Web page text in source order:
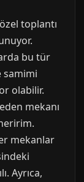
toplantı
bu tür
samimi
olabilir.
mekanı
mekanlar
Ayrıca,